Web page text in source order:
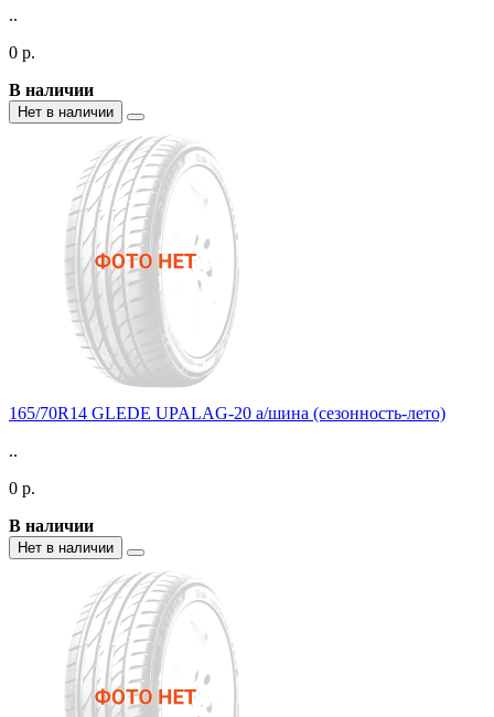
..
0 р.
В наличии
Нет в наличии
165/70R14 GLEDE UPALAG-20 а/шина (сезонность-лето)
..
0 р.
В наличии
Нет в наличии